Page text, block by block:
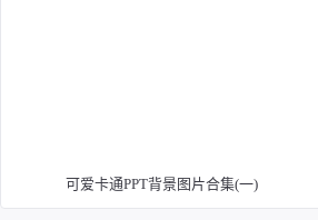
可爱卡通PPT背景图片合集(一)